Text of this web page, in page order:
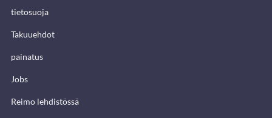
tietosuoja
Takuuehdot
painatus
Jobs
Reimo lehdistössä